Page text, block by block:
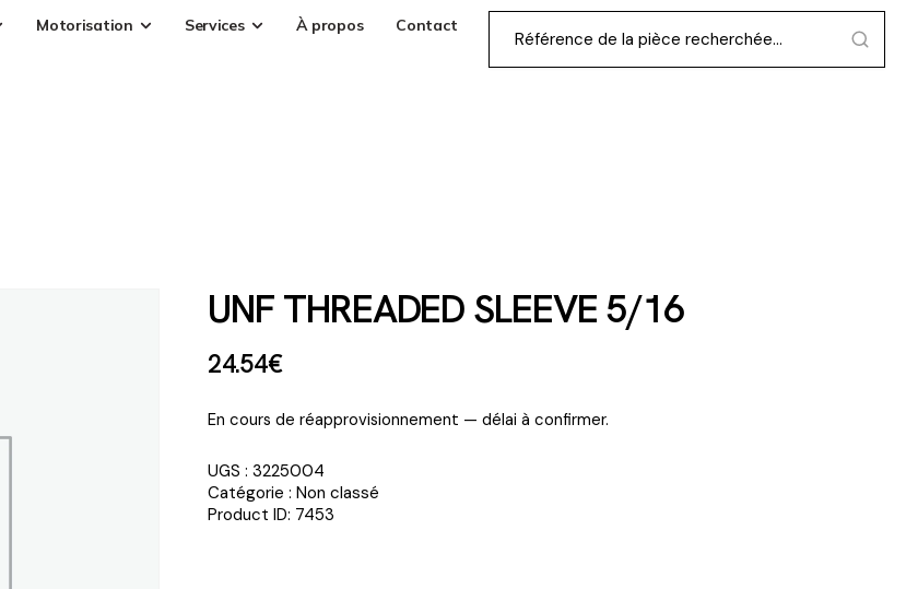
Motorisation Services À propos Contact
UNF THREADED SLEEVE 5/16
24.54€
En cours de réapprovisionnement — délai à confirmer.
UGS : 3225004
Catégorie : Non classé
Product ID: 7453